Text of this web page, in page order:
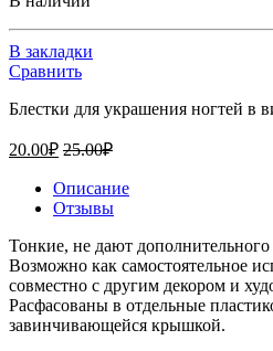
В закладки
Сравнить
Блестки для украшения ногтей в
20.00₽ 25.00₽
Описание
Отзывы
Тонкие, не дают дополнительного
Возможно как самостоятельное
совместно с другим декором и
Расфасованы в отдельные
завинчивающейся крышкой.